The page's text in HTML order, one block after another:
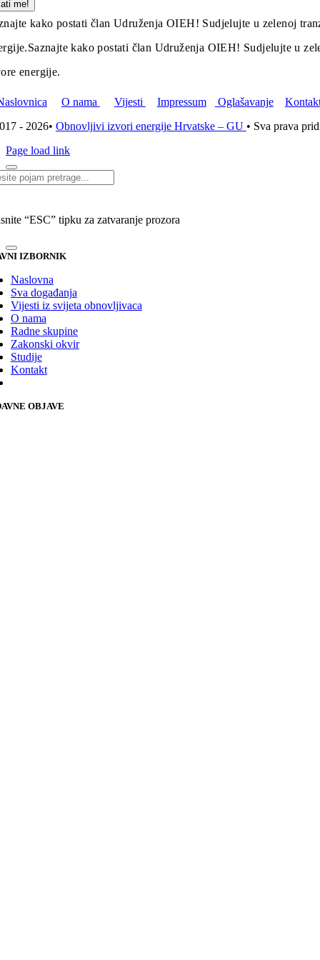
me!
kako postati član Udruženja OIEH! Sudjelujte u zelenoj
Saznajte kako postati član Udruženja OIEH! Sudjelujte u
energije.
O nama Vijesti Impressum Oglašavanje
- 2026• Obnovljivi izvori energije Hrvatske – GU • Sva prava
Page load link
“ESC” tipku za zatvaranje prozora
IZBORNIK
Naslovna
Sva događanja
Vijesti iz svijeta obnovljivaca
O nama
Radne skupine
Zakonski okvir
Studije
Kontakt
OBJAVE